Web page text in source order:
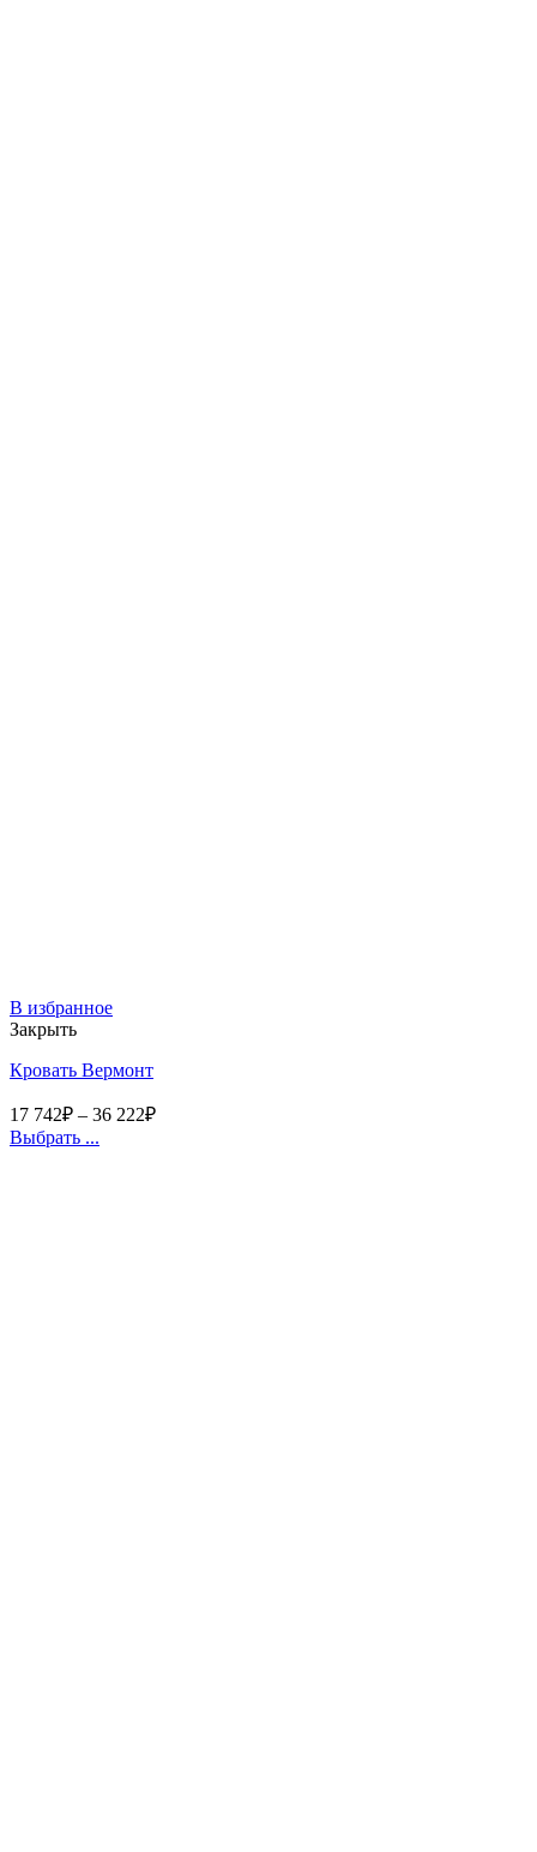
В избранное
Закрыть
Кровать Вермонт
17 742₽ – 36 222₽
Выбрать ...